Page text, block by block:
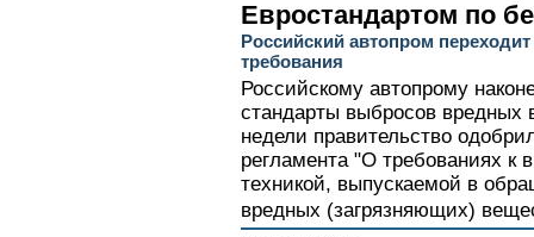
Евростандартом по
Российский автопром
требования
Российскому автопрому
стандарты выбросов
недели правительство
регламента "О требованиях к
техникой, выпускаемой в
вредных (загрязняющих)